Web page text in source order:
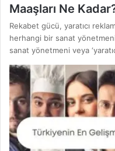
Maaşları Ne
Rekabet gücü, yaratıcı
herhangi bir sanat
sanat yönetmeni veya